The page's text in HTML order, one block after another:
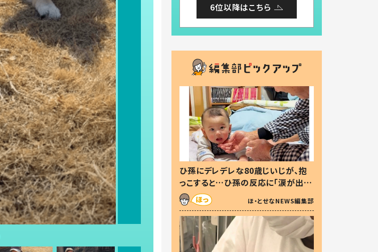
6位以降はこちら
ひ孫にデレデレな80歳じいじが、抱
っこすると…ひ孫の反応に「涙が出ま
した」「可愛くて仕方ない」
ほ・とせなNEWS編集部